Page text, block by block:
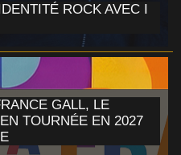
ROCK AVEC I
GALL, LE
TOURNÉE EN 2027